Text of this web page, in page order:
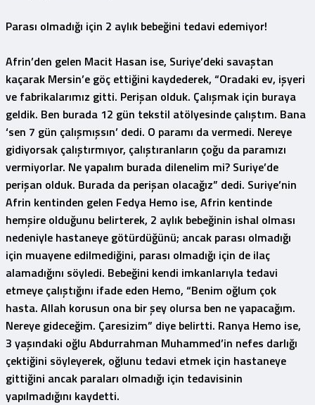
Parası olmadığı için 2 aylık bebeğini tedavi edemiyor!
Afrin’den gelen Macit Hasan ise, Suriye’deki savaştan
kaçarak Mersin’e göç ettiğini kaydederek, “Oradaki ev, işyeri
ve fabrikalarımız gitti. Perişan olduk. Çalışmak için buraya
geldik. Ben burada 12 gün tekstil atölyesinde çalıştım. Bana
‘sen 7 gün çalışmışsın’ dedi. O paramı da vermedi. Nereye
gidiyorsak çalıştırmıyor, çalıştıranların çoğu da paramızı
vermiyorlar. Ne yapalım burada dilenelim mi? Suriye’de
perişan olduk. Burada da perişan olacağız” dedi. Suriye’nin
Afrin kentinden gelen Fedya Hemo ise, Afrin kentinde
hemşire olduğunu belirterek, 2 aylık bebeğinin ishal olması
nedeniyle hastaneye götürdüğünü; ancak parası olmadığı
için muayene edilmediğini, parası olmadığı için de ilaç
alamadığını söyledi. Bebeğini kendi imkanlarıyla tedavi
etmeye çalıştığını ifade eden Hemo, “Benim oğlum çok
hasta. Allah korusun ona bir şey olursa ben ne yapacağım.
Nereye gideceğim. Çaresizim” diye belirtti. Ranya Hemo ise,
3 yaşındaki oğlu Abdurrahman Muhammed’in nefes darlığı
çektiğini söyleyerek, oğlunu tedavi etmek için hastaneye
gittiğini ancak paraları olmadığı için tedavisinin
yapılmadığını kaydetti.